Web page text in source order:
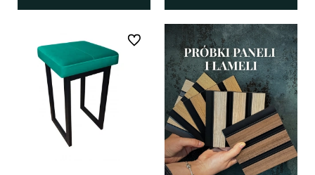
Do ulubionych